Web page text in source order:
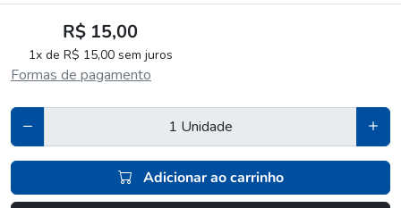
R$ 15,00
1x de R$ 15,00 sem juros
Formas de pagamento
Adicionar ao carrinho